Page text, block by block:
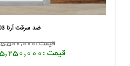
ضد سرقت آرنا 03
قیمت :15,500,000 تومان
قیمت :15,250,000 تومان